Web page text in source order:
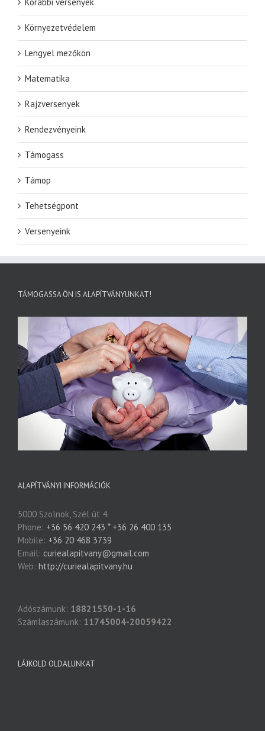
Környezetvédelem
Lengyel mezőkön
Matematika
Rajzversenyek
Rendezvényeink
Támogass
Támop
Tehetségpont
Versenyeink
TÁMOGASSA ÖN IS ALAPÍTVÁNYUNKAT!
ALAPÍTVÁNYI INFORMÁCIÓK
5000 Szolnok, Szél út 4.
Phone: +36 56 420 243 * +36 26 400 135
Mobile: +36 20 468 3739
Email: curiealapitvany@gmail.com
Web: http://curiealapitvany.hu
Adószámunk: 18821550-1-16
Számlaszámunk: 11745004-20059422
LÁJKOLD OLDALUNKAT